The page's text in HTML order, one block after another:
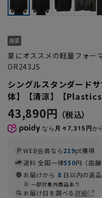
夏にオススメの軽量フォー
OR243JS
シングルスタンダード
体】【清涼】【
43,890円
なら 月々7,315円か
WEB会員なら219pt獲得
送料 全国一律550円（店
お届けから 8 日以内の返
一部対象外商品あり
お届け日を調べる詳細